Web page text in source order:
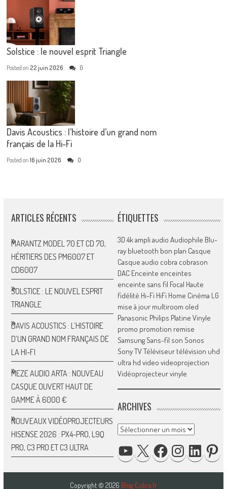
Solstice : le nouvel esprit Triangle
Posted on 22 juin 2026 0
Davis Acoustics : l’histoire d’un grand nom
français de la Hi-Fi
Posted on16 juin 2026 0
ARTICLES RÉCENTS
MARANTZ MODEL 70 ET CD 70,
HÉRITIERS DES PM6007 ET
CD6007
SOLSTICE : LE NOUVEL ESPRIT
TRIANGLE
DAVIS ACOUSTICS : L’HISTOIRE
D’UN GRAND NOM FRANÇAIS DE
LA HI-FI
MEZE AUDIO ARTA : NOUVEAU
CASQUE OUVERT HAUT DE
GAMME À 6000 €
NOUVEAUX VIDÉOPROJECTEURS
HISENSE 2026 : PX4-PRO, L9Q
PRO, C3 PRO ET C3 ULTRA
ÉTIQUETTES
3D 4kampli audio Audiophile Blu-
ray bluetooth bon plan Casque
Casque audio cobra cobrason
DAC Enceinte enceintes
enceinte sans fil Focal Haute
fidélité Hi-Fi HiFi Home Cinéma LG
mise à jour multiroom oled
Panasonic Philips Platine Vinyle
promo promotion remise
SamsungSans-fil son Sonos
SonyTVTéléviseur télévision uhd
ultra hd video videoprojection
Vidéoprojecteurvinyle
ARCHIVES
Archives
YOUTUBE INSTAGRAM
Copyright © 2026 Blog Cobra.fr